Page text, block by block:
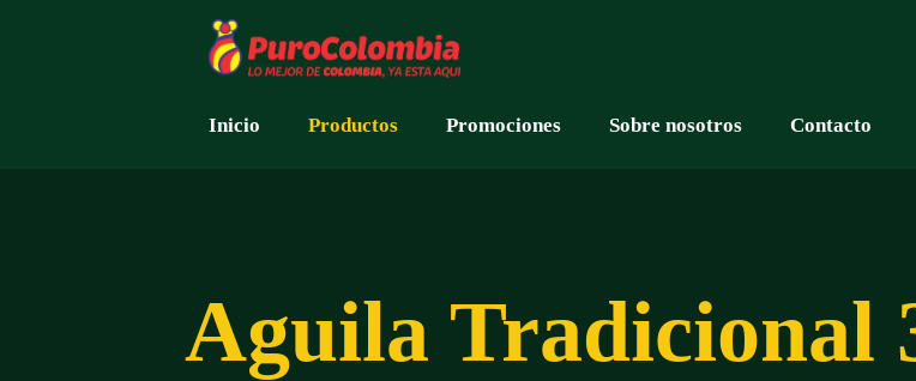
Inicio Productos Promociones Sobre nosotros Contacto
Aguila Tradicional